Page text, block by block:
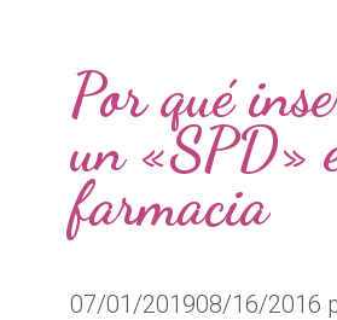
Por qué
un «SPD»
farmacia
07/01/201908/16/2016